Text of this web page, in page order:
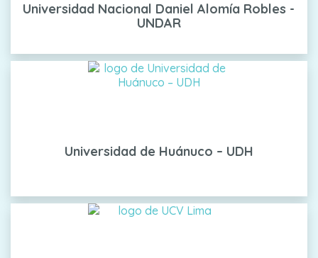
Universidad Nacional Daniel Alomía Robles -
UNDAR
Universidad de Huánuco – UDH